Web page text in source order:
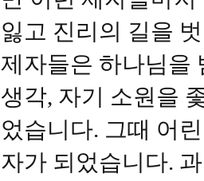
잃고 진리의 길을
제자들은 하나님을
생각, 자기 소원을
었습니다. 그때 어
자가 되었습니다.